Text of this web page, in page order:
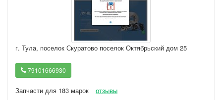
г. Тула, поселок Скуратово поселок Октябрьский дом 25
79101666930
Запчасти для 183 марок
отзывы